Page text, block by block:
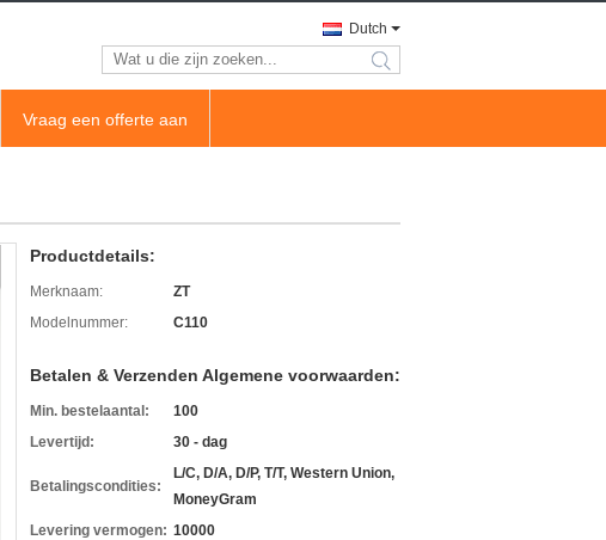
Dutch
search
Vraag een offerte aan
Productdetails:
Merknaam:
ZT
Modelnummer:
C110
Betalen & Verzenden Algemene voorwaarden:
Min. bestelaantal:
100
Levertijd:
30 - dag
Betalingscondities:
L/C, D/A, D/P, T/T, Western Union,
MoneyGram
Levering vermogen: 10000